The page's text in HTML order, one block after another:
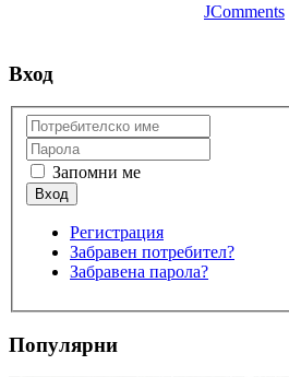
JComments
Вход
Запомни ме
Регистрация
Забравен потребител?
Забравена парола?
Популярни